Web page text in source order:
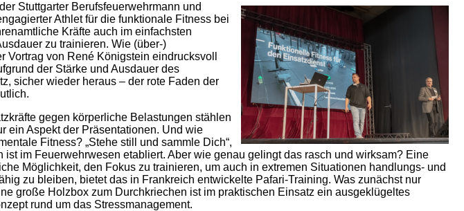
Stuttgarter Berufsfeuerwehrmann und
Athlet für die funktionale Fitness bei
Kräfte auch im einfachsten
zu trainieren. Wie (über-)
von René Königstein eindrucksvoll
der Stärke und Ausdauer des
sicher wieder heraus – der rote Faden der
gegen körperliche Belastungen stählen
ein Aspekt der Präsentationen. Und wie
Fitness? „Stehe still und sammle Dich“,
ist im Feuerwehrwesen etabliert. Aber wie genau gelingt das rasch und wirksam? Eine
Möglichkeit, den Fokus zu trainieren, um auch in extremen Situationen handlungs- und
zu bleiben, bietet das in Frankreich entwickelte Pafari-Training. Was zunächst nur
große Holzbox zum Durchkriechen ist im praktischen Einsatz ein ausgeklügeltes
rund um das Stressmanagement.